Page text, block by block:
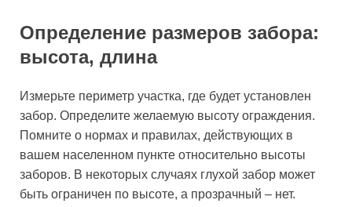
Определение размеров забора:
высота, длина
Измерьте периметр участка, где будет установлен
забор. Определите желаемую высоту ограждения.
Помните о нормах и правилах, действующих в
вашем населенном пункте относительно высоты
заборов. В некоторых случаях глухой забор может
быть ограничен по высоте, а прозрачный – нет.